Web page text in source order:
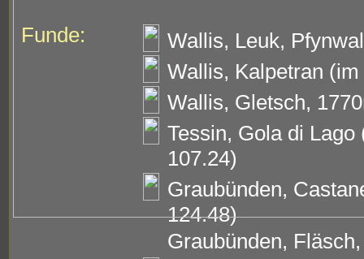
Funde:
Wallis, Leuk,
Wallis, Kalpetran
Wallis, Gletsch,
Tessin, Gola di
107.24)
Graubünden,
124.48)
Graubünden,